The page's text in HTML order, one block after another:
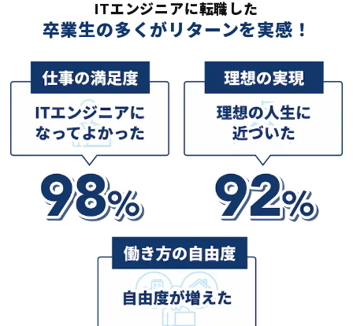
ITエンジニアに転職した
卒業生の多くがリターンを実感！